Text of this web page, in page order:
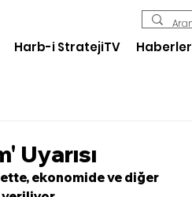
Harb-i StratejiTV
Haberler
Uyarısı
ekonomide ve diğer